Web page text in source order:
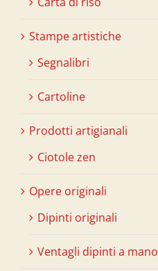
Stampe artistiche
Segnalibri
Cartoline
Prodotti artigianali
Ciotole zen
Opere originali
Dipinti originali
Ventagli dipinti a mano